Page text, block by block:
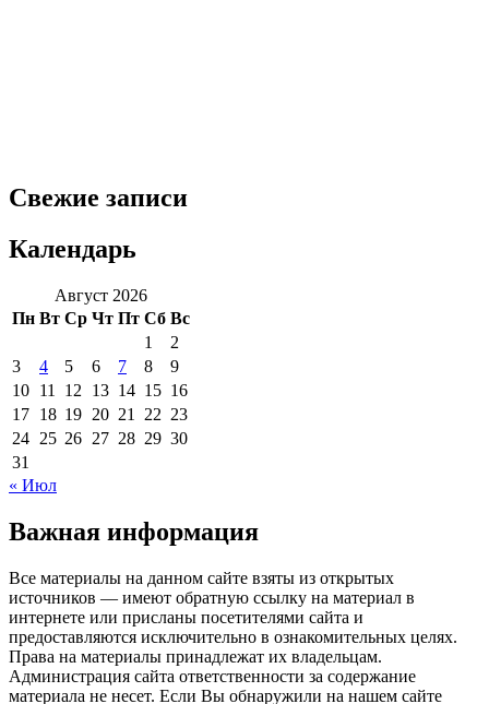
Свежие записи
Календарь
Август 2026
Пн Вт Ср Чт Пт Сб Вс
1
2
3
4 5 6 7 8
9
10 11 12 13 14 15 16
17 18 19 20 21 22 23
24 25 26 27 28 29 30
31
« Июл
Важная информация
Все материалы на данном сайте взяты из открытых
источников — имеют обратную ссылку на материал в
интернете или присланы посетителями сайта и
предоставляются исключительно в ознакомительных целях.
Права на материалы принадлежат их владельцам.
Администрация сайта ответственности за содержание
материала не несет. Если Вы обнаружили на нашем сайте